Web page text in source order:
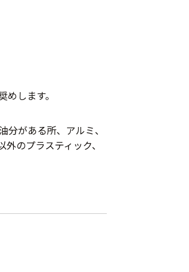
します。
がある所、アルミ、
のプラスティック、